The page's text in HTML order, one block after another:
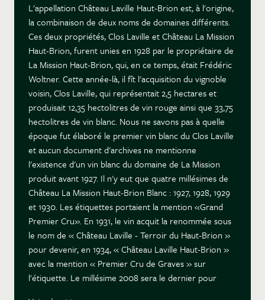
L'appellation Château Laville Haut-Brion est, à l'origine,
la combinaison de deux noms de domaines différents.
Ces deux propriétés, Clos Laville et Château La Mission
Haut-Brion, furent unies en 1928 par le propriétaire de
La Mission Haut-Brion, qui, en ce temps, était Frédéric
Woltner. Cette année-là, il fît l'acquisition du vignoble
voisin, Clos Laville, qui représentait 2,5 hectares et
produisait 12,35 hectolitres de vin rouge ainsi que 33,75
hectolitres de vin blanc. Nous ne savons pas à quelle
époque fut élaboré le premier vin blanc du Clos Laville
et aucun document d'archives ne mentionne
l'existence d'un vin blanc du domaine de La Mission
produit avant 1927. Il n'y eut que quatre millésimes de
Château La Mission Haut-Brion Blanc : 1927, 1928, 1929
et 1930. Les étiquettes portaient la mention «Grand
Premier Cru». En 1931, le vin acquit la renommée sous
le nom de « Château Laville - Terroir du Haut-Brion »
pour devenir, en 1934, « Château Laville Haut-Brion »
avec la mention « Premier Cru de Graves » sur
l'étiquette. Le millésime 2008 sera le dernier pour